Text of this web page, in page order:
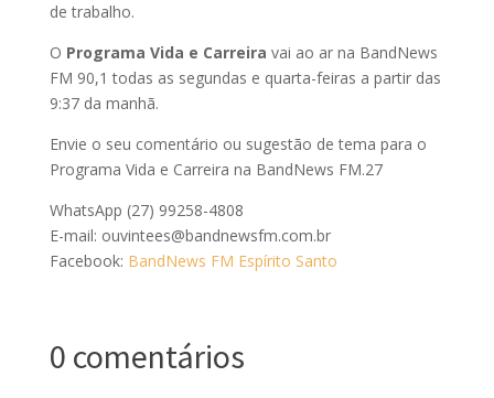
de trabalho.
O Programa Vida e Carreira vai ao ar na BandNews
FM 90,1 todas as segundas e quarta-feiras a partir das
9:37 da manhã.
Envie o seu comentário ou sugestão de tema para o
Programa Vida e Carreira na BandNews FM.27
WhatsApp (27) 99258-4808
E-mail: ouvintees@bandnewsfm.com.br
Facebook: BandNews FM Espírito Santo
0 comentários